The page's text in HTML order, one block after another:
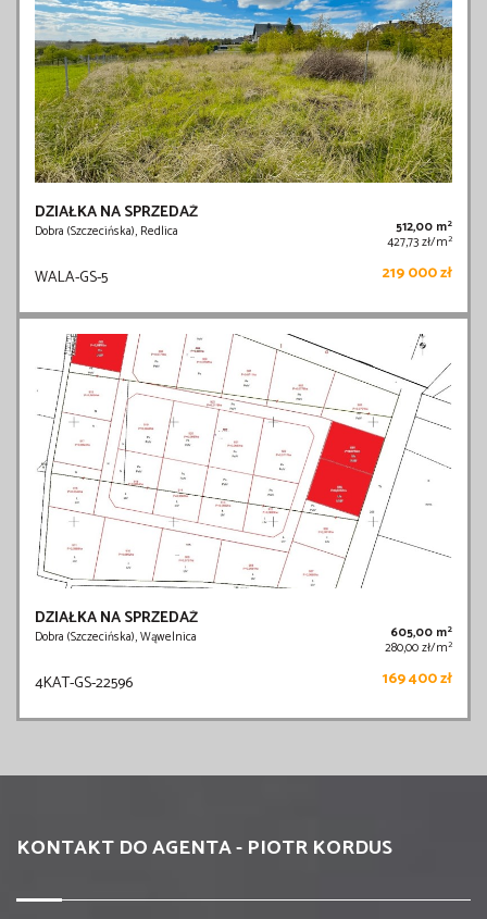
DZIAŁKA NA SPRZEDAŻ
Dobra (Szczecińska), Redlica 512,00 m2
427,73 zł/m2
WALA-GS-5 219 000 zł
DZIAŁKA NA SPRZEDAŻ
Dobra (Szczecińska), Wąwelnica 605,00 m2
280,00 zł/m2
4KAT-GS-22596 169 400 zł
KONTAKT DO AGENTA - PIOTR KORDUS